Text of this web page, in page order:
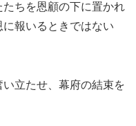
たちを恩顧の下に置かれ
報いるときではない
立たせ、幕府の結束を